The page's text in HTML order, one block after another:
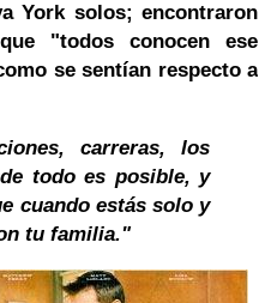
Yorksolos; encontraron
"todos conocen ese
se sentían respecto a
carreras, los
todo es posible, y
cuando estás solo y
tu familia."